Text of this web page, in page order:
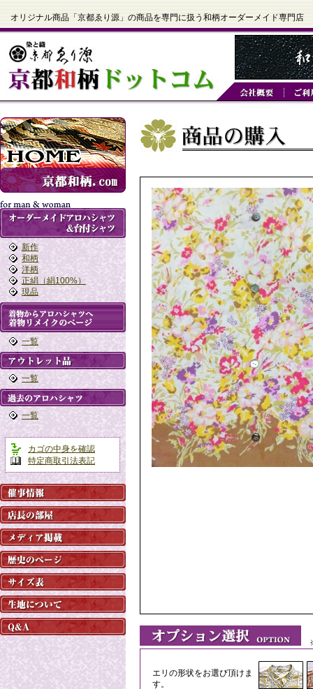
オリジナル商品「京都ゑり源」の商品を専門に扱う和柄オーダーメイド専門店
新作
和柄
洋柄
正絹（絹100%）
現品
一覧
一覧
一覧
カゴの中身を確認
特定商取引法表記
※
エリの形状をお選び頂けま
す。